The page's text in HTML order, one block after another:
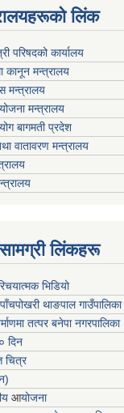
लिंक
परिषदको कार्यालय
कानून मन्त्रालय
मन्त्रालय
मन्त्रालय
बागमती प्रदेश
वातावरण मन्त्रालय
लिंकहरू
भिडियो
थाङपाल
तत्पर बनेपा नगरपालिका
दिन
चित्र
आयोजना